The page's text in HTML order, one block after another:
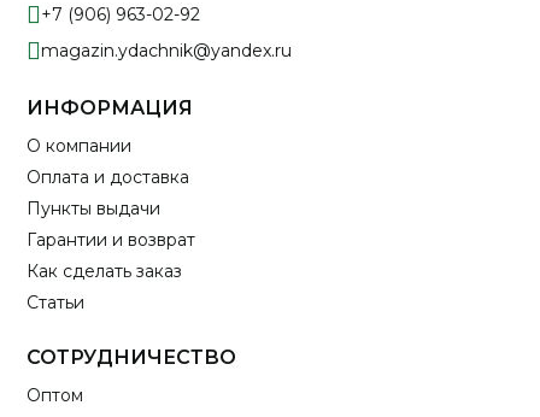
+7 (906) 963-02-92
magazin.ydachnik@yandex.ru
ИНФОРМАЦИЯ
О компании
Оплата и доставка
Пункты выдачи
Гарантии и возврат
Как сделать заказ
Статьи
СОТРУДНИЧЕСТВО
Оптом